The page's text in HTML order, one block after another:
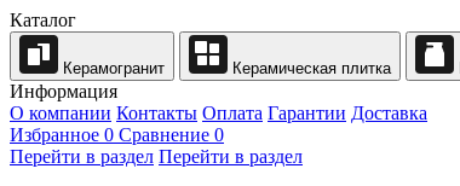
Каталог
Керамогранит Керамическая плитка
Информация
О компании Контакты Оплата Гарантии Доставка
Избранное 0 Сравнение 0
Перейти в раздел Перейти в раздел